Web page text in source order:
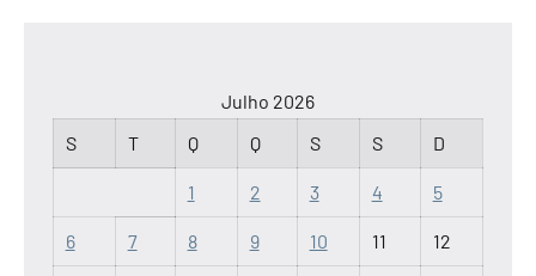
Julho 2026
S
T Q Q S S D
1 2 3 4 5
6 7 8 9 10 11 12